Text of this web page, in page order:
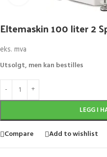
Eltemaskin 100 liter 2
eks. mva
Utsolgt, men kan bestilles
LEGG I
Compare Add to wishlist